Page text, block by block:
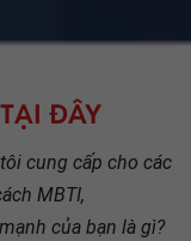
ĐÂY
cung cấp cho các
MBTI,
của bạn là gì?